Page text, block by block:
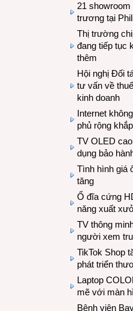
21
trương tại
Thị trường
đang tiếp tục
thêm
Hội nghị Đối
tư vấn về
kinh doanh
Internet
phủ rộng
TV OLED
dụng bảo
Tình hình giá
tăng
Ổ đĩa cứng
năng xuất
TV thông
người xem
TikTok Shop
phát triển
Laptop
mẽ với màn
Bệnh viện